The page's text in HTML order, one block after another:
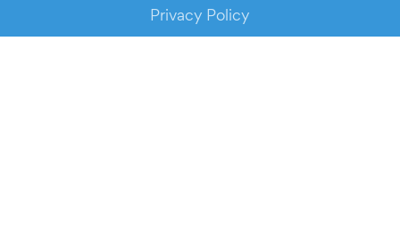
Privacy Policy
Cookie Policy